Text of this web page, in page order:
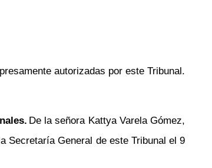
autorizadas por este Tribunal.
De la señora Kattya Varela Gómez,
Secretaría General de este Tribunal el 9